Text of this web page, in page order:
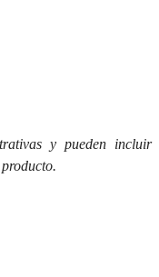
y pueden incluir